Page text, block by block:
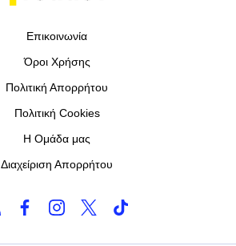
Επικοινωνία
Όροι Χρήσης
Πολιτική Απορρήτου
Πολιτική Cookies
Η Ομάδα μας
Διαχείριση Απορρήτου